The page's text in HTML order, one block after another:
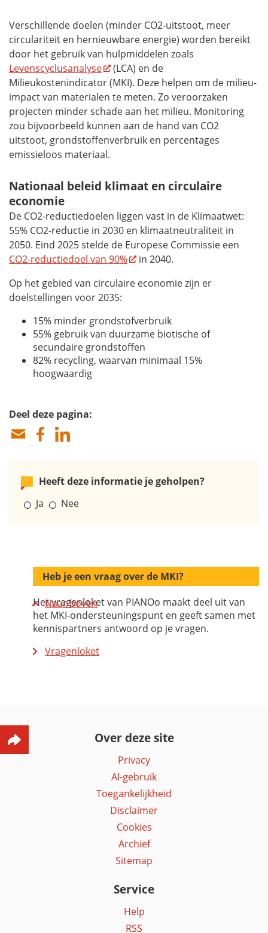
Verschillende doelen (minder CO2-uitstoot, meer
circulariteit en hernieuwbare energie) worden bereikt
door het gebruik van hulpmiddelen zoals
Levenscyclusanalyse
(LCA) en de
Milieukostenindicator (MKI). Deze helpen om de milieu-
impact van materialen te meten. Zo veroorzaken
projecten minder schade aan het milieu. Monitoring
zou bijvoorbeeld kunnen aan de hand van CO2
uitstoot, grondstoffenverbruik en percentages
emissieloos materiaal.
Nationaal beleid klimaat en circulaire
economie
De CO2-reductiedoelen liggen vast in de Klimaatwet:
55% CO2-reductie in 2030 en klimaatneutraliteit in
2050. Eind 2025 stelde de Europese Commissie een
CO2-reductiedoel van 90%
in 2040.
Op het gebied van circulaire economie zijn er
doelstellingen voor 2035:
15% minder grondstofverbruik
55% gebruik van duurzame biotische of
secundaire grondstoffen
82% recycling, waarvan minimaal 15%
hoogwaardig
Deel deze pagina:
Heeft deze informatie je geholpen?
Ja
Nee
Heb je een vraag over de MKI?
Het vragenloket van PIANOo maakt deel uit van
het MKI-ondersteuningspunt en geeft samen met
kennispartners antwoord op je vragen.
Vragenloket
Naar boven
Over deze site
Privacy
AI-gebruik
Toegankelijkheid
Disclaimer
Cookies
Archief
Sitemap
Service
Help
RSS